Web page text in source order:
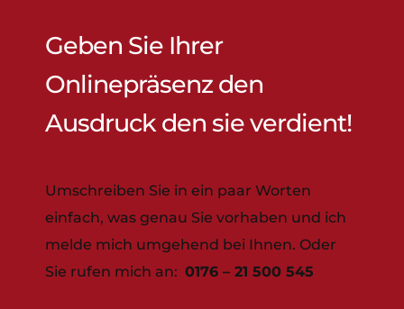
Geben Sie Ihrer
Onlinepräsenz den
Ausdruck den sie verdient!
Umschreiben Sie in ein paar Worten
einfach, was genau Sie vorhaben und ich
melde mich umgehend bei Ihnen. Oder
Sie rufen mich an: 0176 – 21 500 545